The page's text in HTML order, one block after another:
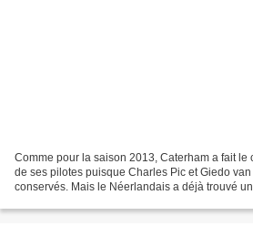
Comme pour la saison 2013, Caterham a fait le
de ses pilotes puisque Charles Pic et Giedo
conservés. Mais le Néerlandais a déjà trouvé